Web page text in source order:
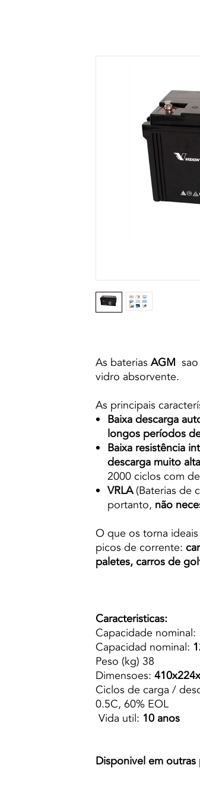
As baterias AGM
vidro absorvente.
As principais
Baixa descarga
longos períodos
Baixa resistência
descarga muito
2000 ciclos com
VRLA(Baterias de
portanto, não
O que os torna
picos de corrente:
paletes, carros de
Caracteristicas:
Capacidade nominal:
Capacidad nominal:
Peso (kg) 38
Dimensoes:
Ciclos de carga /
0.5C, 60% EOL
Vida util: 10 anos
Disponivel em